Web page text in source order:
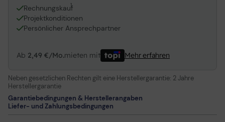
Rechnungskauf
1
Projektkonditionen
Persönlicher Ansprechpartner
Ab 2,49 €/Mo.mieten mit Mehr erfahren
Neben gesetzlichen Rechten gilt eine Herstellergarantie: 2 Jahre
Herstellergarantie
Garantiebedingungen & Herstellerangaben
Liefer- und Zahlungsbedingungen